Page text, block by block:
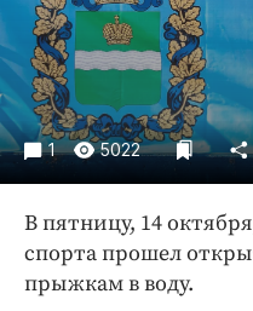
Общество
Погода
Праздники
Происшествия
Спорт
ПРОЕКТЫ
Блоги
1 5022
В пятницу, 14
спорта прошел
прыжкам в воду.